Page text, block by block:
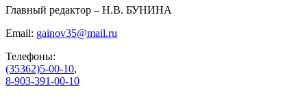
Главный редактор – Н.В. БУНИНА
Email: gainov35@mail.ru
Телефоны:
(35362)5-00-10,
8-903-391-00-10